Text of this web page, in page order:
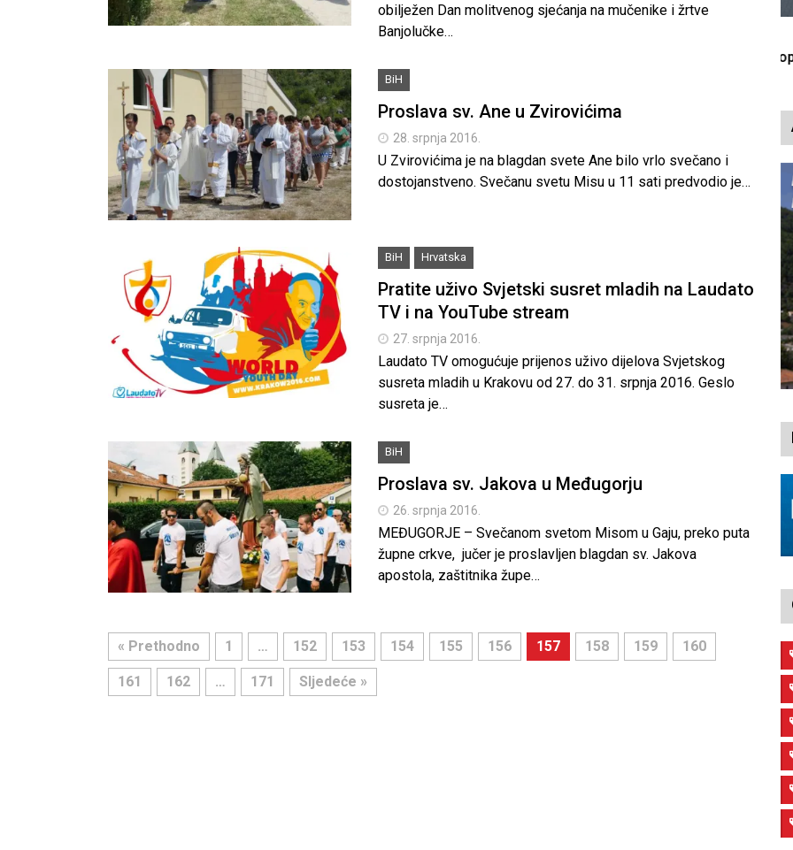
obilježen Dan molitvenog sjećanja na mučenike i žrtve
Banjolučke…
BiH
Proslava sv. Ane u Zvirovićima
28. srpnja 2016.
U Zvirovićima je na blagdan svete Ane bilo vrlo svečano i
dostojanstveno. Svečanu svetu Misu u 11 sati predvodio je…
BiH Hrvatska
Pratite uživo Svjetski susret mladih na Laudato
TV i na YouTube stream
27. srpnja 2016.
Laudato TV omogućuje prijenos uživo dijelova Svjetskog
susreta mladih u Krakovu od 27. do 31. srpnja 2016. Geslo
susreta je…
BiH
Proslava sv. Jakova u Međugorju
26. srpnja 2016.
MEĐUGORJE – Svečanom svetom Misom u Gaju, preko puta
župne crkve, jučer je proslavljen blagdan sv. Jakova
apostola, zaštitnika župe…
« Prethodno 1 … 152 153 154 155 156 157 158 159 160
161 162 … 171 Sljedeće »